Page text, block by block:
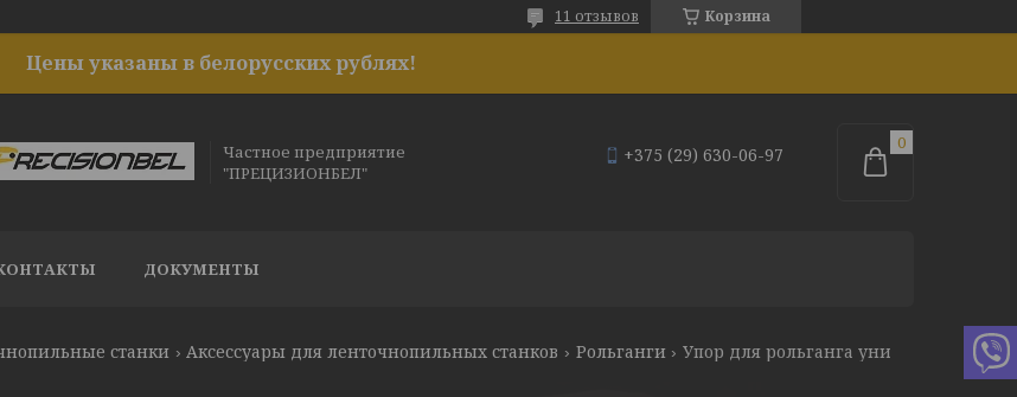
Корзина
11 отзывов
Цены указаны в белорусских рублях!
Частное предприятие
"ПРЕЦИЗИОНБЕЛ"
+375 (29) 630-06-97
ДОКУМЕНТЫ
станки Аксессуары для ленточнопильных станков Рольганги